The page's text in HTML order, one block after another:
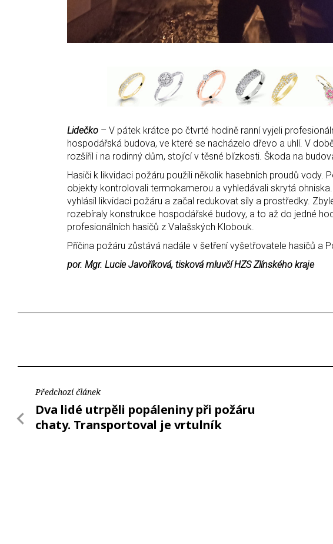
Lidečko – V pátek krátce po čtvrté hodině ranní vyjeli
hospodářská budova, ve které se nacházelo dřevo a uhlí. V
rozšířil i na rodinný dům, stojící v těsné blízkosti. Škoda na
Hasiči k likvidaci požáru použili několik hasebních proudů
objekty kontrolovali termokamerou a vyhledávali skrytá
vyhlásil likvidaci požáru a začal redukovat síly a prostředky.
rozebíraly konstrukce hospodářské budovy, a to až do jedné
profesionálních hasičů z Valašských Klobouk.
Příčina požáru zůstává nadále v šetření vyšetřovatele hasičů a
por. Mgr. Lucie Javoříková, tisková mluvčí HZS Zlínského kraje
Předchozí článek
Dva lidé utrpěli popáleniny při požáru
chaty. Transportoval je vrtulník